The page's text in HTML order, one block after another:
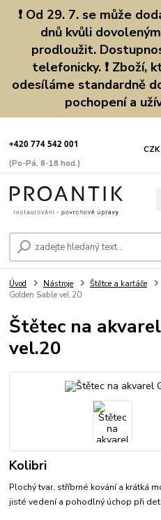
❗ Od 29. 7. se může
dnů kvůli
prodloužit.
telefonicky. ❗ Zboží,
odesíláme standardně
pochopení a
CZK
+420 774 542 001
(Po-Pá, 8-18 hod.)
Úvod Nástroje Štětce a kartáče
Golden Sable vel.20
Štětec na
vel.20
Kolibri
Plochý tvar, stříbrné kování a krátká
jisté vedení a pohodlný úchop při